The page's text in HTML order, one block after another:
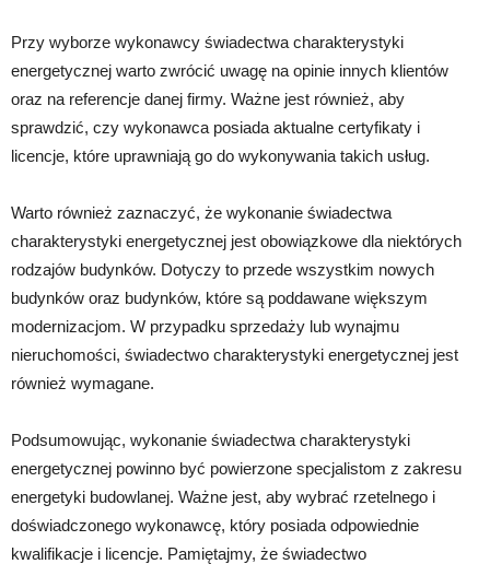
Przy wyborze wykonawcy świadectwa charakterystyki
energetycznej warto zwrócić uwagę na opinie innych klientów
oraz na referencje danej firmy. Ważne jest również, aby
sprawdzić, czy wykonawca posiada aktualne certyfikaty i
licencje, które uprawniają go do wykonywania takich usług.
Warto również zaznaczyć, że wykonanie świadectwa
charakterystyki energetycznej jest obowiązkowe dla niektórych
rodzajów budynków. Dotyczy to przede wszystkim nowych
budynków oraz budynków, które są poddawane większym
modernizacjom. W przypadku sprzedaży lub wynajmu
nieruchomości, świadectwo charakterystyki energetycznej jest
również wymagane.
Podsumowując, wykonanie świadectwa charakterystyki
energetycznej powinno być powierzone specjalistom z zakresu
energetyki budowlanej. Ważne jest, aby wybrać rzetelnego i
doświadczonego wykonawcę, który posiada odpowiednie
kwalifikacje i licencje. Pamiętajmy, że świadectwo